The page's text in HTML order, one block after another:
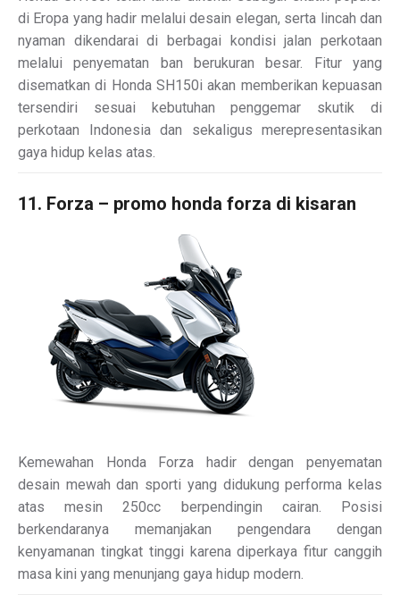
di Eropa yang hadir melalui desain elegan, serta lincah dan
nyaman dikendarai di berbagai kondisi jalan perkotaan
melalui penyematan ban berukuran besar. Fitur yang
disematkan di Honda SH150i akan memberikan kepuasan
tersendiri sesuai kebutuhan penggemar skutik di
perkotaan Indonesia dan sekaligus merepresentasikan
gaya hidup kelas atas.
11. Forza – promo honda forza di kisaran
Kemewahan Honda Forza hadir dengan penyematan
desain mewah dan sporti yang didukung performa kelas
atas mesin 250cc berpendingin cairan. Posisi
berkendaranya memanjakan pengendara dengan
kenyamanan tingkat tinggi karena diperkaya fitur canggih
masa kini yang menunjang gaya hidup modern.